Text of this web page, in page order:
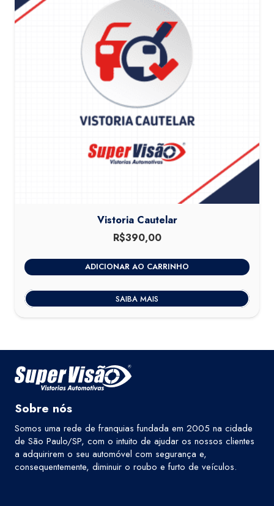
Vistoria Cautelar
R$390,00
ADICIONAR AO CARRINHO
SAIBA MAIS
Sobre nós
Somos uma rede de franquias fundada em 2005 na cidade
de São Paulo/SP, com o intuito de ajudar os nossos clientes
a adquirirem o seu automóvel com segurança e,
consequentemente, diminuir o roubo e furto de veículos.